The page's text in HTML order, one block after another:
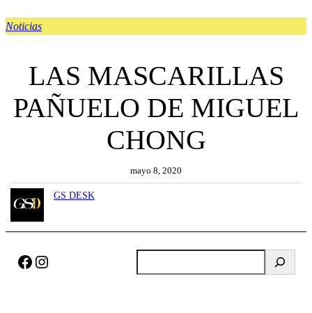
Noticias
LAS MASCARILLAS
PAÑUELO DE MIGUEL
CHONG
mayo 8, 2020
GS DESK
Facebook Instagram
u